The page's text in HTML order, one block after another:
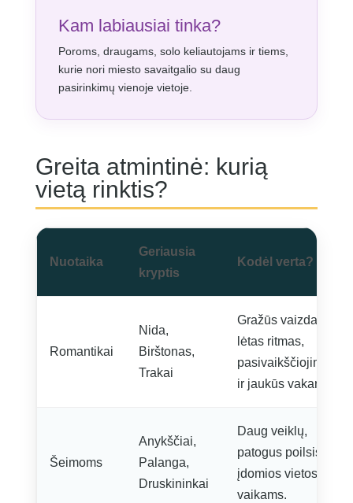
Kam labiausiai tinka?
Poroms, draugams, solo keliautojams ir tiems,
kurie nori miesto savaitgalio su daug
pasirinkimų vienoje vietoje.
Greita atmintinė: kurią
vietą rinktis?
Nuotaika
Geriausia
kryptis
Kodėl verta?
Romantikai
Nida,
Birštonas,
Trakai
Gražūs vaizdai,
lėtas ritmas,
pasivaikščiojimai
ir jaukūs vakarai.
Šeimoms
Anykščiai,
Palanga,
Druskininkai
Daug veiklų,
patogus poilsis ir
įdomios vietos
vaikams.